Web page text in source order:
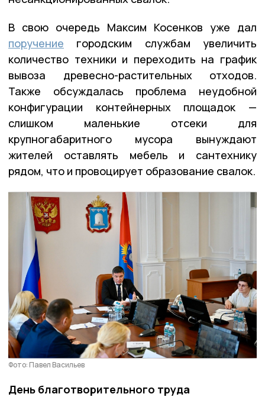
В свою очередь Максим Косенков уже дал
поручение городским службам увеличить
количество техники и переходить на график
вывоза древесно-растительных отходов.
Также обсуждалась проблема неудобной
конфигурации контейнерных площадок —
слишком маленькие отсеки для
крупногабаритного мусора вынуждают
жителей оставлять мебель и сантехнику
рядом, что и провоцирует образование свалок.
Фото: Павел Васильев
День благотворительного труда